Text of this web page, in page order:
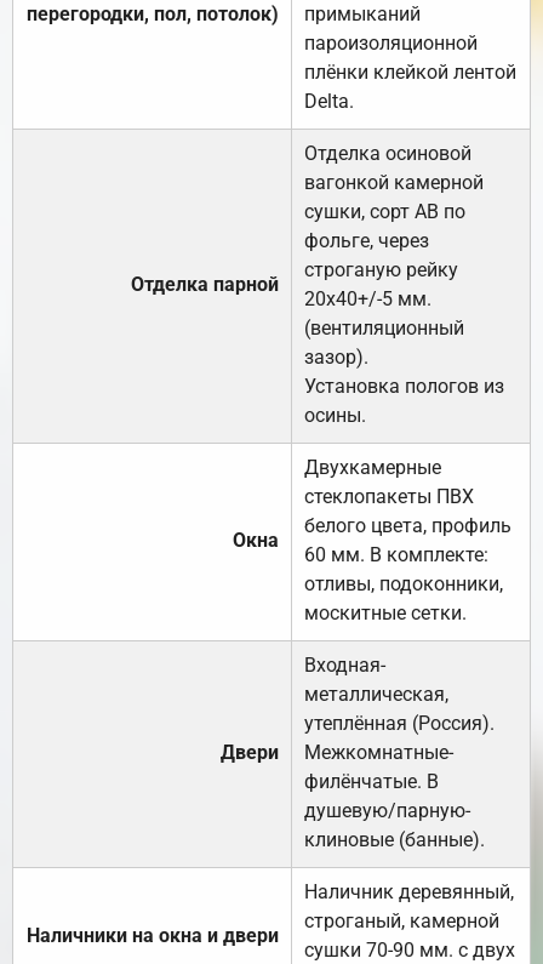
перегородки, пол, потолок)
примыканий
пароизоляционной
плёнки клейкой лентой
Delta.
Отделка парной
Отделка осиновой
вагонкой камерной
сушки, сорт АВ по
фольге, через
строганую рейку
20х40+/-5 мм.
(вентиляционный
зазор).
Установка пологов из
осины.
Окна
Двухкамерные
стеклопакеты ПВХ
белого цвета, профиль
60 мм. В комплекте:
отливы, подоконники,
москитные сетки.
Двери
Входная-
металлическая,
утеплённая (Россия).
Межкомнатные-
филёнчатые. В
душевую/парную-
клиновые (банные).
Наличники на окна и двери
Наличник деревянный,
строганый, камерной
сушки 70-90 мм. с двух